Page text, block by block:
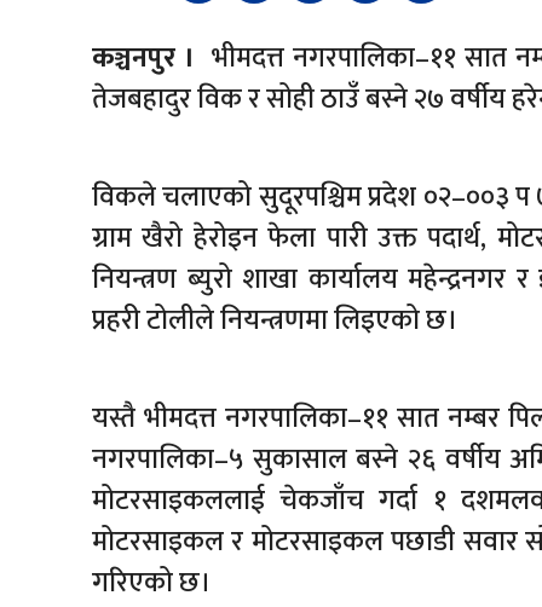
कञ्चनपुर । भीमदत्त नगरपालिका–११ सात
तेजबहादुर विक र सोही ठाउँ बस्ने २७ वर्षीय
विकले चलाएको सुदूरपश्चिम प्रदेश ०२–००३
ग्राम खैरो हेरोइन फेला पारी उक्त पदार्थ,
नियन्त्रण ब्युरो शाखा कार्यालय महेन्द्रनगर
प्रहरी टोलीले नियन्त्रणमा लिइएको छ।
यस्तै भीमदत्त नगरपालिका–११ सात नम्बर
नगरपालिका–५ सुकासाल बस्ने २६ वर्षीय
मोटरसाइकललाई चेकजाँच गर्दा १
मोटरसाइकल र मोटरसाइकल पछाडी सवार
गरिएको छ।